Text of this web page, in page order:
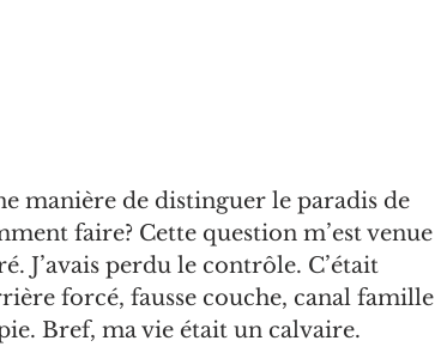
manière de distinguer le paradis de
faire? Cette question m’est venue
J’avais perdu le contrôle. C’était
forcé, fausse couche, canal famille
Bref, ma vie était un calvaire.